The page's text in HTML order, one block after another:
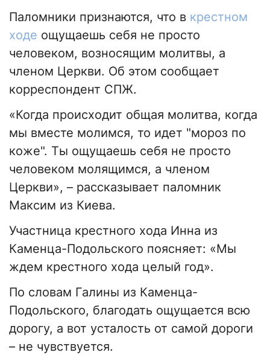
Паломники признаются, что в крестном
ходе ощущаешь себя не просто
человеком, возносящим молитвы, а
членом Церкви. Об этом сообщает
корреспондент СПЖ.
«Когда происходит общая молитва, когда
мы вместе молимся, то идет "мороз по
коже". Ты ощущаешь себя не просто
человеком молящимся, а членом
Церкви», – рассказывает паломник
Максим из Киева.
Участница крестного хода Инна из
Каменца-Подольского поясняет: «Мы
ждем крестного хода целый год».
По словам Галины из Каменца-
Подольского, благодать ощущается всю
дорогу, а вот усталость от самой дороги
– не чувствуется.